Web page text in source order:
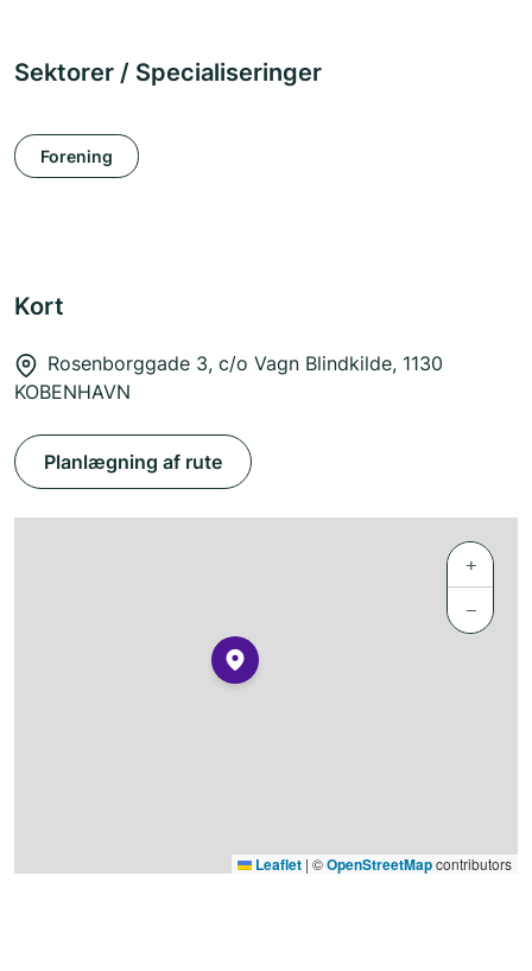
Sektorer / Specialiseringer
Forening
Kort
Rosenborggade 3, c/o Vagn Blindkilde, 1130
KOBENHAVN
Planlægning af rute
+
−
Leaflet | ©OpenStreetMapcontributors